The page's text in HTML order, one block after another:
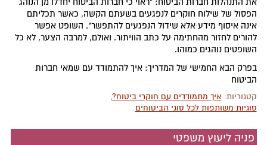
הפסול של שילוח חוקרים לנפגעים בשעתם הקשה, כאשר תכליתם
אינה איסוף מידע אלא שידול הנפגעים להתפשר". השופט אפשר
להורים לחזור מהחתימה על כתב הוויתור. ואולם, למרבה הצער, לא כל
השופטים נוהגים כמוהו.
בפרק הבא החמישי של המדריך: איך להתמודד עם שמאי חברות
הביטוח
קטגוריות: איך מתמודדים עם חוקרי ביטוח?,
סוגיות משותפות לכל סוגי הביטוחים
פניה ליעוץ משפטי